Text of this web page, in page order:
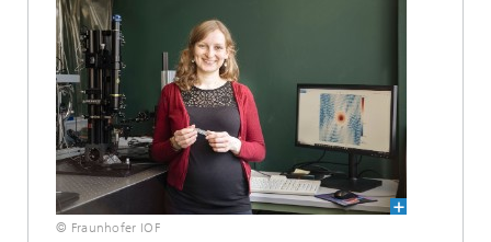
© Fraunhofer IOF